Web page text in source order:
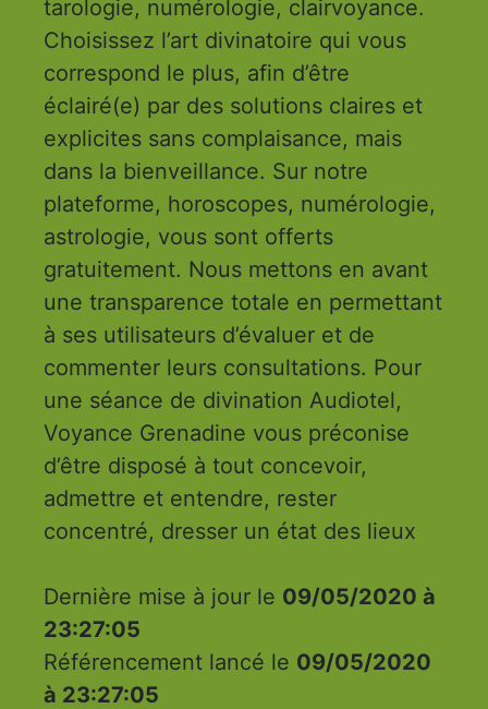
tarologie, numérologie, clairvoyance.
Choisissez l’art divinatoire qui vous
correspond le plus, afin d’être
éclairé(e) par des solutions claires et
explicites sans complaisance, mais
dans la bienveillance. Sur notre
plateforme, horoscopes, numérologie,
astrologie, vous sont offerts
gratuitement. Nous mettons en avant
une transparence totale en permettant
à ses utilisateurs d’évaluer et de
commenter leurs consultations. Pour
une séance de divination Audiotel,
Voyance Grenadine vous préconise
d’être disposé à tout concevoir,
admettre et entendre, rester
concentré, dresser un état des lieux
Dernière mise à jour le 09/05/2020 à
23:27:05
Référencement lancé le 09/05/2020
à 23:27:05